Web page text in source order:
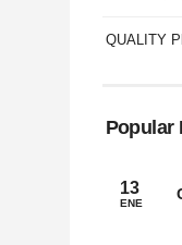
QUALITY
Popular
13
ENE